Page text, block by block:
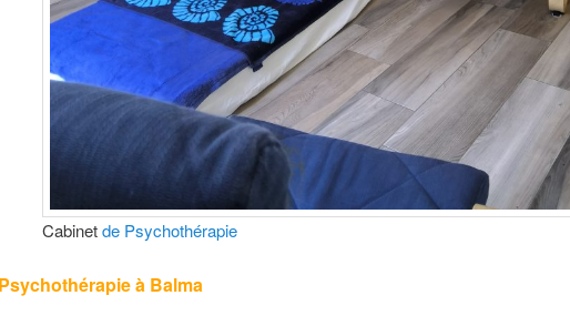
Cabinetde Psychothérapie
Psychothérapie à Balma